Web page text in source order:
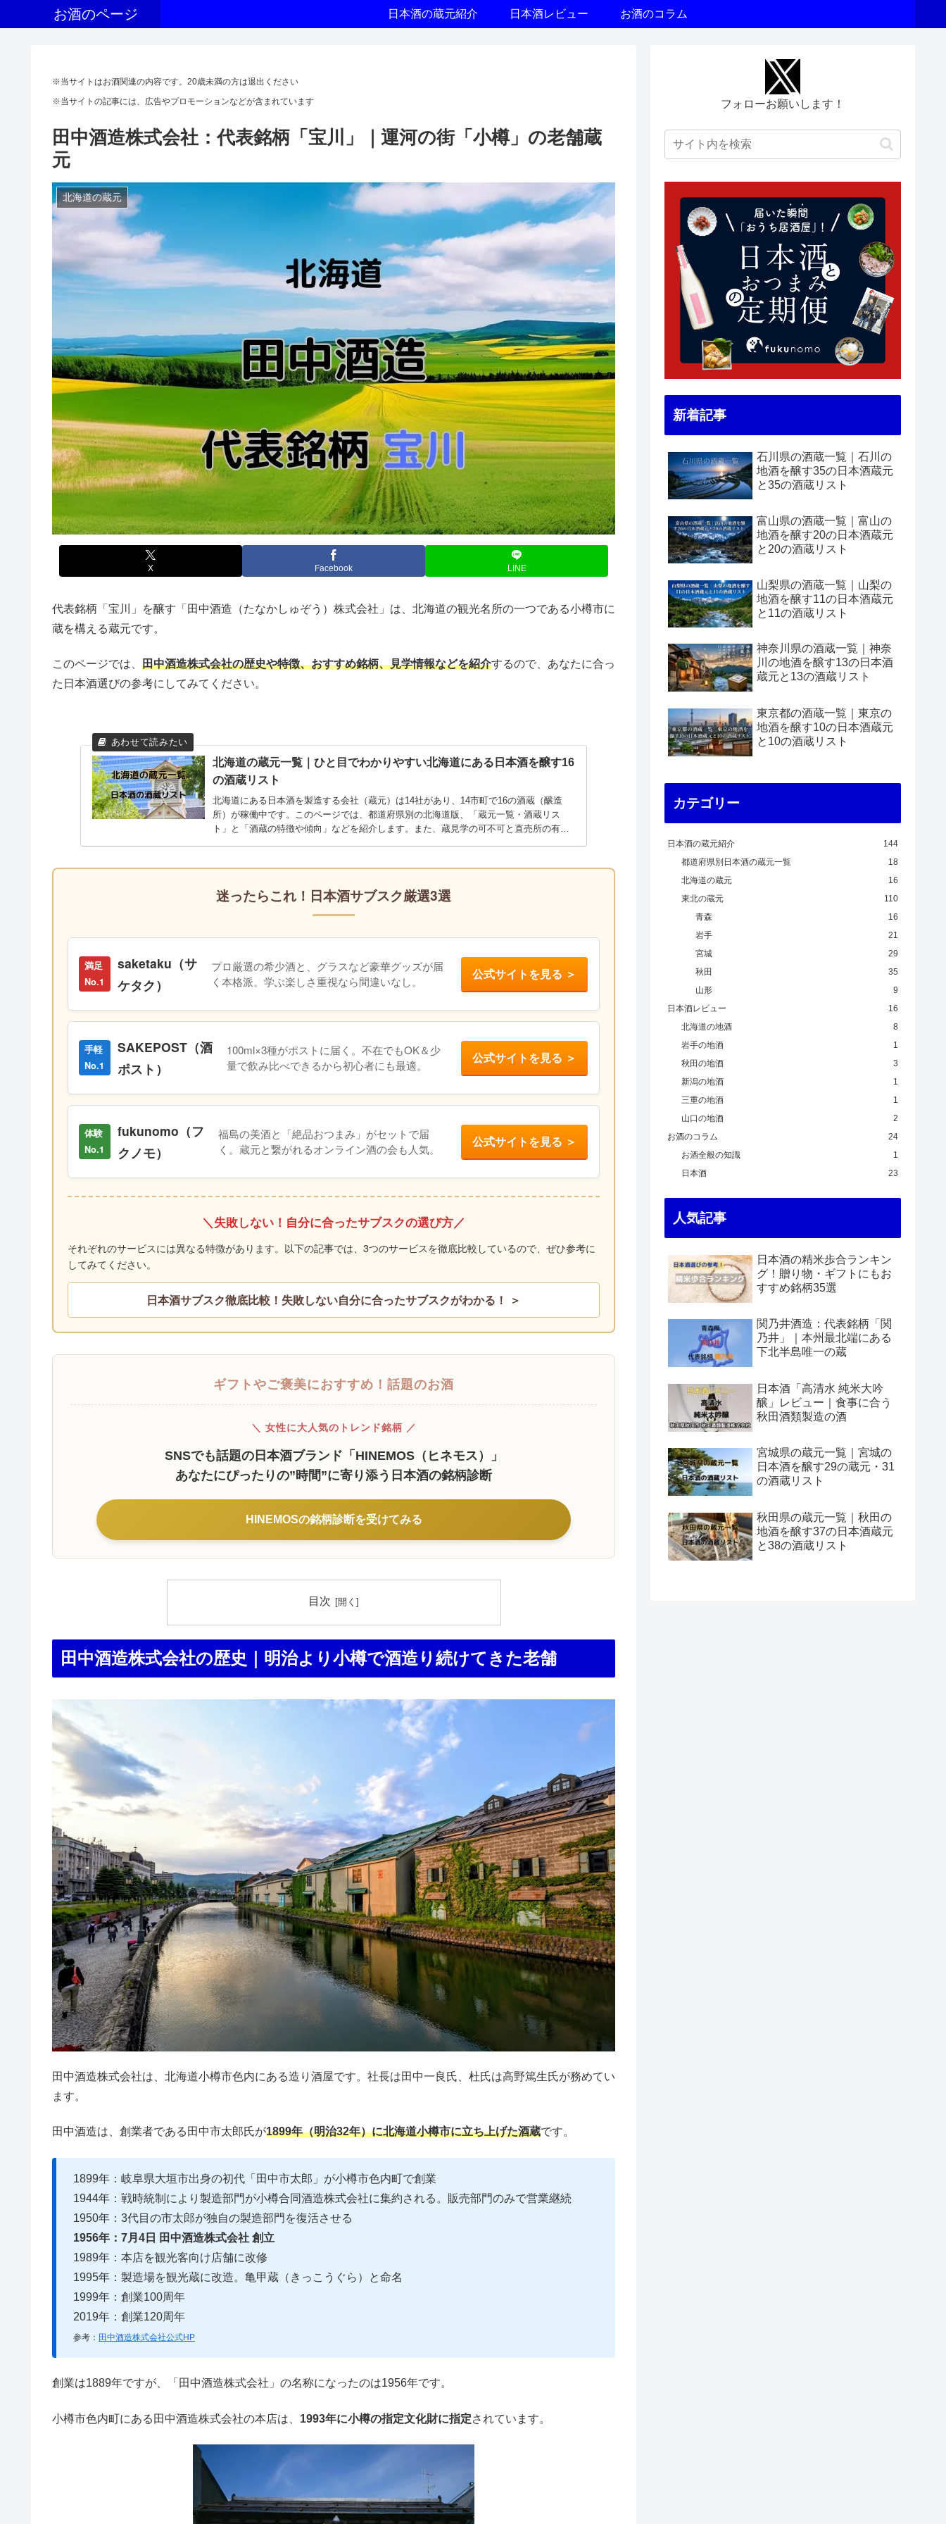
お酒のページ 日本酒の蔵元紹介 日本酒レビュー お酒のコラム
※当サイトはお酒関連の内容です。20歳未満の方は退出ください
※当サイトの記事には、広告やプロモーションなどが含まれています
田中酒造株式会社：代表銘柄「宝川」｜運河の街「小樽」の老舗蔵
元
北海道の蔵元
X Facebook LINE
代表銘柄「宝川」を醸す「田中酒造（たなかしゅぞう）株式会社」は、北海道の観光名所の一つである小樽市に
蔵を構える蔵元です。
このページでは、 田中酒造株式会社の歴史や特徴、おすすめ銘柄、見学情報などを紹介するので、あなたに合っ
た日本酒選びの参考にしてみてください。
北海道の蔵元一覧｜ひと目でわかりやすい北海道にある日本酒を醸す16
の酒蔵リスト
北海道にある日本酒を製造する会社（蔵元）は14社があり、14市町で16の酒蔵（醸造
所）が稼働中です。このページでは、都道府県別の北海道版、「蔵元一覧・酒蔵リス
ト」と「酒蔵の特徴や傾向」などを紹介します。また、蔵見学の可不可と直売所の有無
迷ったらこれ！日本酒サブスク厳選3選
満足
No.1
saketaku（サ
ケタク）
プロ厳選の希少酒と、グラスなど豪華グッズが届
く本格派。学ぶ楽しさ重視なら間違いなし。
公式サイトを見る ＞
手軽
No.1
SAKEPOST（酒
ポスト）
100ml×3種がポストに届く。不在でもOK＆少
量で飲み比べできるから初心者にも最適。
公式サイトを見る ＞
体験
No.1
fukunomo（フ
クノモ）
福島の美酒と「絶品おつまみ」がセットで届
く。蔵元と繋がれるオンライン酒の会も人気。
公式サイトを見る ＞
＼失敗しない！自分に合ったサブスクの選び方／
それぞれのサービスには異なる特徴があります。以下の記事では、3つのサービスを徹底比較しているので、ぜひ参考に
してみてください。
日本酒サブスク徹底比較！失敗しない自分に合ったサブスクがわかる！ ＞
ギフトやご褒美におすすめ！話題のお酒
＼ 女性に大人気のトレンド銘柄 ／
SNSでも話題の日本酒ブランド「HINEMOS（ヒネモス）」
あなたにぴったりの”時間”に寄り添う日本酒の銘柄診断
HINEMOSの銘柄診断を受けてみる
目次
田中酒造株式会社の歴史｜明治より小樽で酒造り続けてきた老舗
田中酒造株式会社は、北海道小樽市色内にある造り酒屋です。社長は田中一良氏、杜氏は高野篤生氏が務めてい
ます。
田中酒造は、創業者である田中市太郎氏が1899年（明治32年）に北海道小樽市に立ち上げた酒蔵です。
1899年：岐阜県大垣市出身の初代「田中市太郎」が小樽市色内町で創業
1944年：戦時統制により製造部門が小樽合同酒造株式会社に集約される。販売部門のみで営業継続
1950年：3代目の市太郎が独自の製造部門を復活させる
1956年：7月4日 田中酒造株式会社 創立
1989年：本店を観光客向け店舗に改修
1995年：製造場を観光蔵に改造。亀甲蔵（きっこうぐら）と命名
1999年：創業100周年
2019年：創業120周年
参考： 田中酒造株式会社公式HP
創業は1889年ですが、「田中酒造株式会社」の名称になったのは1956年です。
小樽市色内町にある田中酒造株式会社の本店は、 1993年に小樽の指定文化財に指定されています。
フォローお願いします！
新着記事
石川県の酒蔵一覧｜石川の
地酒を醸す35の日本酒蔵元
と35の酒蔵リスト
富山県の酒蔵一覧｜富山の
地酒を醸す20の日本酒蔵元
と20の酒蔵リスト
山梨県の酒蔵一覧｜山梨の
地酒を醸す11の日本酒蔵元
と11の酒蔵リスト
神奈川県の酒蔵一覧｜神奈
川の地酒を醸す13の日本酒
蔵元と13の酒蔵リスト
東京都の酒蔵一覧｜東京の
地酒を醸す10の日本酒蔵元
と10の酒蔵リスト
カテゴリー
日本酒の蔵元紹介
144
都道府県別日本酒の蔵元一覧
18
北海道の蔵元
16
東北の蔵元
110
青森
16
岩手
21
宮城
29
秋田
35
山形
9
日本酒レビュー
16
北海道の地酒
8
岩手の地酒
1
秋田の地酒
3
新潟の地酒
1
三重の地酒
1
山口の地酒
2
お酒のコラム
24
お酒全般の知識
1
日本酒
23
人気記事
日本酒の精米歩合ランキン
グ！贈り物・ギフトにもお
すすめ銘柄35選
関乃井酒造：代表銘柄「関
乃井」｜本州最北端にある
下北半島唯一の蔵
日本酒「高清水 純米大吟
醸」レビュー｜食事に合う
秋田酒類製造の酒
宮城県の蔵元一覧｜宮城の
日本酒を醸す29の蔵元・31
の酒蔵リスト
秋田県の蔵元一覧｜秋田の
地酒を醸す37の日本酒蔵元
と38の酒蔵リスト